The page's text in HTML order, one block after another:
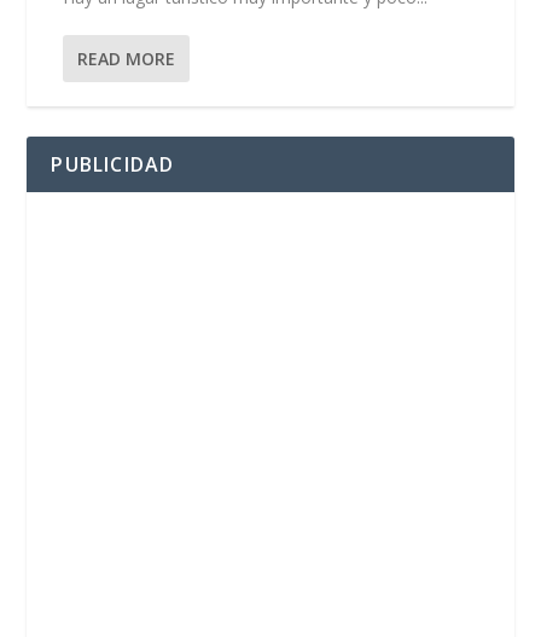
READ MORE
PUBLICIDAD